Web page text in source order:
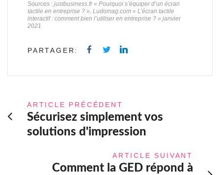
Sources : justbusiness.fr « Pourquoi s’équiper d’un écran
tactile en entreprise ? ». Ludomag.com « L’écran tactile
interactif : comment bien l’utiliser en entreprise ? » janvier
2021
PARTAGER:
ARTICLE PRÉCÉDENT
Sécurisez simplement vos
solutions d'impression
ARTICLE SUIVANT
Comment la GED répond à